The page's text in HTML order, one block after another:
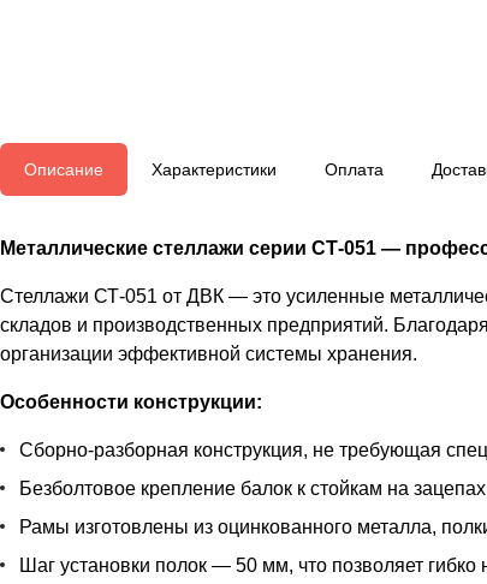
Описание Характеристики Оплата
Металлические стеллажи серии СТ-051 —
Стеллажи СТ-051 от ДВК — это усиленные
складов и производственных предприятий.
организации эффективной системы хранения.
Особенности конструкции:
Сборно-разборная конструкция, не требующая
Безболтовое крепление балок к стойкам на
Рамы изготовлены из оцинкованного металла,
Шаг установки полок — 50 мм, что позволяет